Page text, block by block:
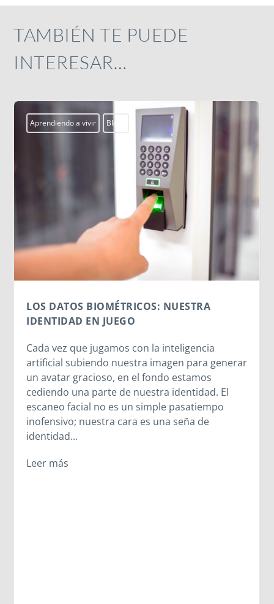
TAMBIÉN TE PUEDE
INTERESAR…
Actualidad Campobosco2026 Centros Juveniles
MORNESE EN EL CORAZÓN
Mazzarello y las Hijas de María Auxiliadora.
Entre la cercanía de Madre Chiara, el
testimonio vivo de las salesianas y la alegría
compartida en el oratorio, los jóvenes
descubrieron que el legado de Madre
Mazzarello sigue latiendo en cada corazón que
se abre a Dios. A veces, los caminos cambian,
pero los encuentros más importantes suceden
igualmente.